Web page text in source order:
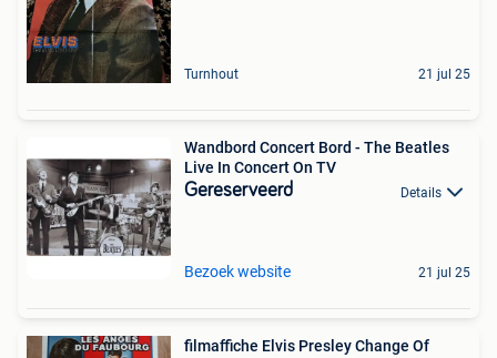
Turnhout 21 jul 25
Wandbord Concert Bord - The Beatles
Live In Concert On TV
Gereserveerd Details
Bezoek website 21 jul 25
filmaffiche Elvis Presley Change Of